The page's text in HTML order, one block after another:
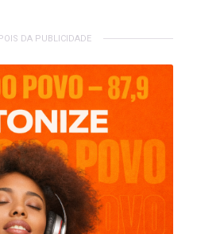
DA PUBLICIDADE